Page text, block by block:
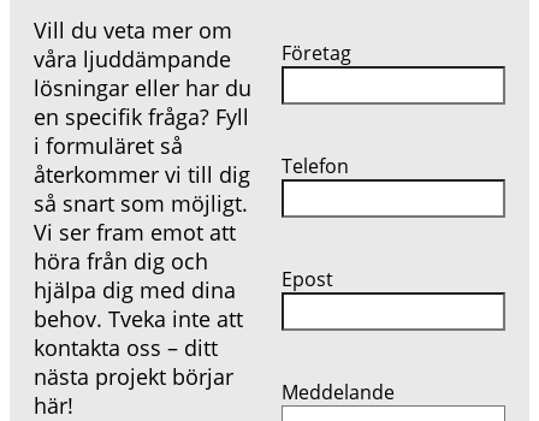
Vill du veta mer om
våra ljuddämpande
lösningar eller har du
en specifik fråga? Fyll
i formuläret så
återkommer vi till dig
så snart som möjligt.
Vi ser fram emot att
höra från dig och
hjälpa dig med dina
behov. Tveka inte att
kontakta oss – ditt
nästa projekt börjar
här!
Företag
Telefon
Epost
Meddelande